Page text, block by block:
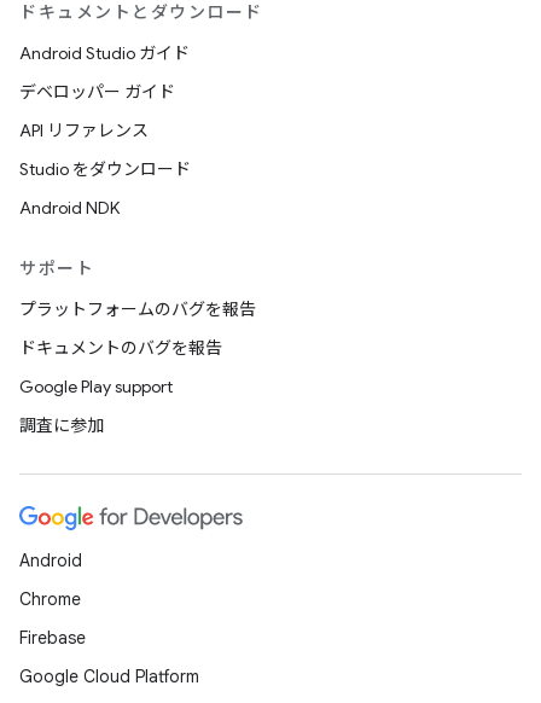
ドキュメントとダウンロード
Android Studio ガイド
デベロッパー ガイド
API リファレンス
Studio をダウンロード
Android NDK
サポート
プラットフォームのバグを報告
ドキュメントのバグを報告
Google Play support
調査に参加
Android
Chrome
Firebase
Google Cloud Platform